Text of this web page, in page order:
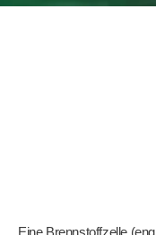
Eine Brennstoffzelle